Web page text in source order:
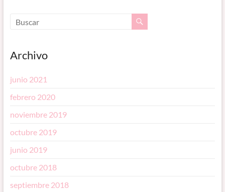
Archivo
junio 2021
febrero 2020
noviembre 2019
octubre 2019
junio 2019
octubre 2018
septiembre 2018